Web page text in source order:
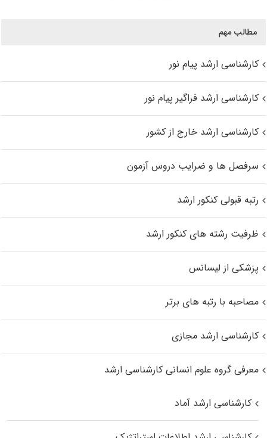
مطالب مهم
کارشناسی ارشد پیام نور
کارشناسی ارشد فراگیر پیام نور
کارشناسی ارشد خارج از کشور
سرفصل ها و ضرایب دروس آزمون
رتبه قبولی کنکور ارشد
ظرفیت رشته های کنکور ارشد
پزشکی از لیسانس
مصاحبه با رتبه های برتر
کارشناسی ارشد مجازی
معرفی گروه علوم انسانی کارشناسی ارشد
کارشناسی ارشد آماد